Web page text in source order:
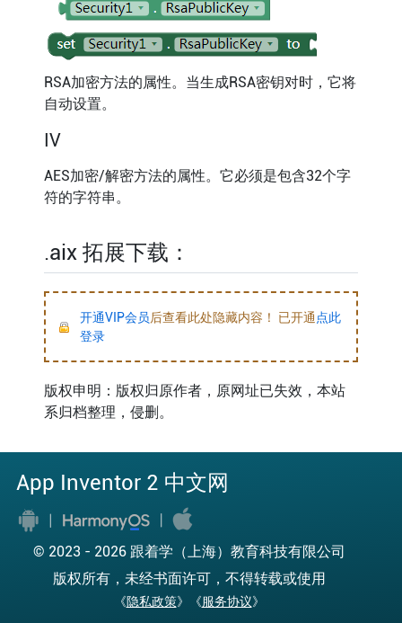
RSA加密方法的属性。当生成RSA密钥对时，它将
自动设置。
IV
AES加密/解密方法的属性。它必须是包含32个字
符的字符串。
.aix 拓展下载：
开通VIP会员后查看此处隐藏内容！ 已开通 点此
登录
版权申明：版权归原作者，原网址已失效，本站
系归档整理，侵删。
App Inventor 2 中文网
© 2023 - 2026 跟着学（上海）教育科技有限公司
版权所有，未经书面许可，不得转载或使用
《隐私政策》《服务协议》